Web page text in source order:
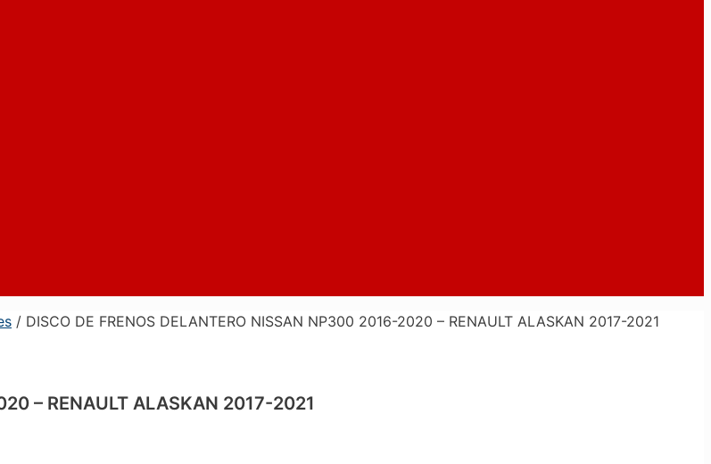
/ DISCO DE FRENOS DELANTERO NISSAN NP300 2016-2020 – RENAULT ALASKAN 2017-2021
– RENAULT ALASKAN 2017-2021